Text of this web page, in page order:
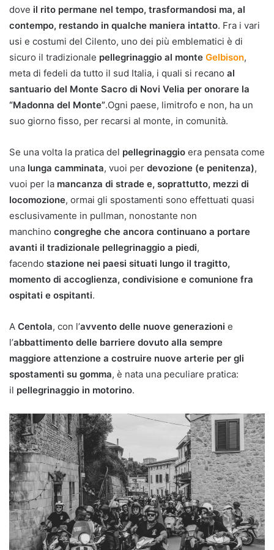
dove il rito permane nel tempo, trasformandosi ma, al
contempo, restando in qualche maniera intatto. Fra i vari
usi e costumi del Cilento, uno dei più emblematici è di
sicuro il tradizionale pellegrinaggio al monte Gelbison,
meta di fedeli da tutto il sud Italia, i quali si recano al
santuario del Monte Sacro di Novi Velia per onorare la
“Madonna del Monte”.Ogni paese, limitrofo e non, ha un
suo giorno fisso, per recarsi al monte, in comunità.
Se una volta la pratica del pellegrinaggio era pensata come
una lunga camminata, vuoi per devozione (e penitenza),
vuoi per la mancanza di strade e, soprattutto, mezzi di
locomozione, ormai gli spostamenti sono effettuati quasi
esclusivamente in pullman, nonostante non
manchino congreghe che ancora continuano a portare
avanti il tradizionale pellegrinaggio a piedi,
facendo stazione nei paesi situati lungo il tragitto,
momento di accoglienza, condivisione e comunione fra
ospitati e ospitanti.
A Centola, con l’avvento delle nuove generazioni e
l’abbattimento delle barriere dovuto alla sempre
maggiore attenzione a costruire nuove arterie per gli
spostamenti su gomma, è nata una peculiare pratica:
il pellegrinaggio in motorino.